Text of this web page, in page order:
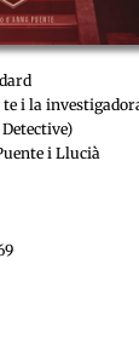
te i la
i Llucià